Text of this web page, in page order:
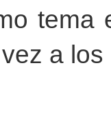
tema
a